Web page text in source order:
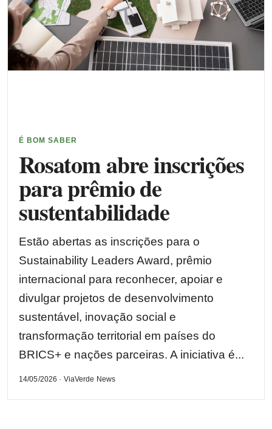
É BOM SABER
Rosatom abre inscrições
para prêmio de
sustentabilidade
Estão abertas as inscrições para o
Sustainability Leaders Award, prêmio
internacional para reconhecer, apoiar e
divulgar projetos de desenvolvimento
sustentável, inovação social e
transformação territorial em países do
BRICS+ e nações parceiras. A iniciativa é...
14/05/2026 · ViaVerde News